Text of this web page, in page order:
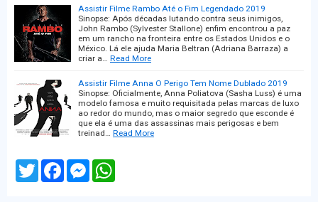
Assistir Filme Rambo Até o Fim Legendado 2019
Sinopse: Após décadas lutando contra seus inimigos,
John Rambo (Sylvester Stallone) enfim encontrou a paz
em um rancho na fronteira entre os Estados Unidos e o
México. Lá ele ajuda Maria Beltran (Adriana Barraza) a
criar a…
Read More
Assistir Filme Anna O Perigo Tem Nome Dublado 2019
Sinopse: Oficialmente, Anna Poliatova (Sasha Luss) é uma
modelo famosa e muito requisitada pelas marcas de luxo
ao redor do mundo, mas o maior segredo que esconde é
que ela é uma das assassinas mais perigosas e bem
treinad…
Read More
T
w
F
M